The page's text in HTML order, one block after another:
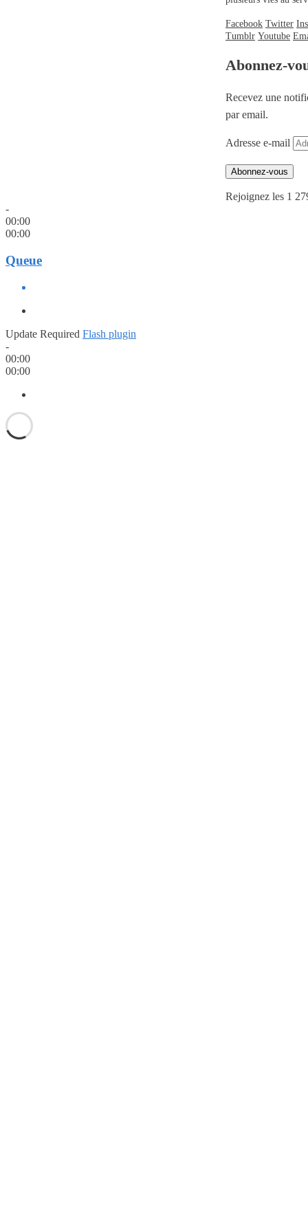
Facebook Twitter
Tumblr Youtube
Abonnez-
Recevez une
par email.
Adresse e-mail
Abonnez-vous
Rejoignez les 1
-
00:00
00:00
Queue
Update Required Flash plugin
-
00:00
00:00